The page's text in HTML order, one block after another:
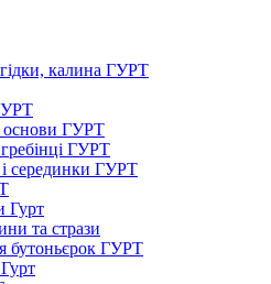
калина ГУРТ
основи ГУРТ
ГУРТ
серединки ГУРТ
Гурт
та стрази
бутоньєрок ГУРТ